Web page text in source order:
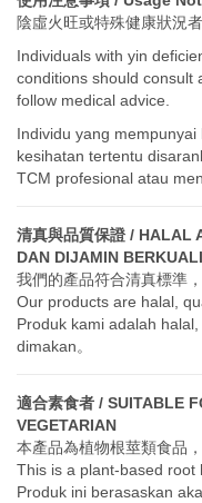
陰虛火旺或特殊健康狀況
Individuals with yin
conditions should consult
follow medical advice.
Individu yang
kesihatan tertentu
TCM profesional atau
清真與品質保證 / HALAL
DAN DIJAMIN
我們的產品符合清真標準
Our products are halal,
Produk kami adalah
dimakan。
適合素食者 / SUITABLE
VEGETARIAN
本產品為植物根莖類食品
This is a plant-based root
Produk ini berasaskan